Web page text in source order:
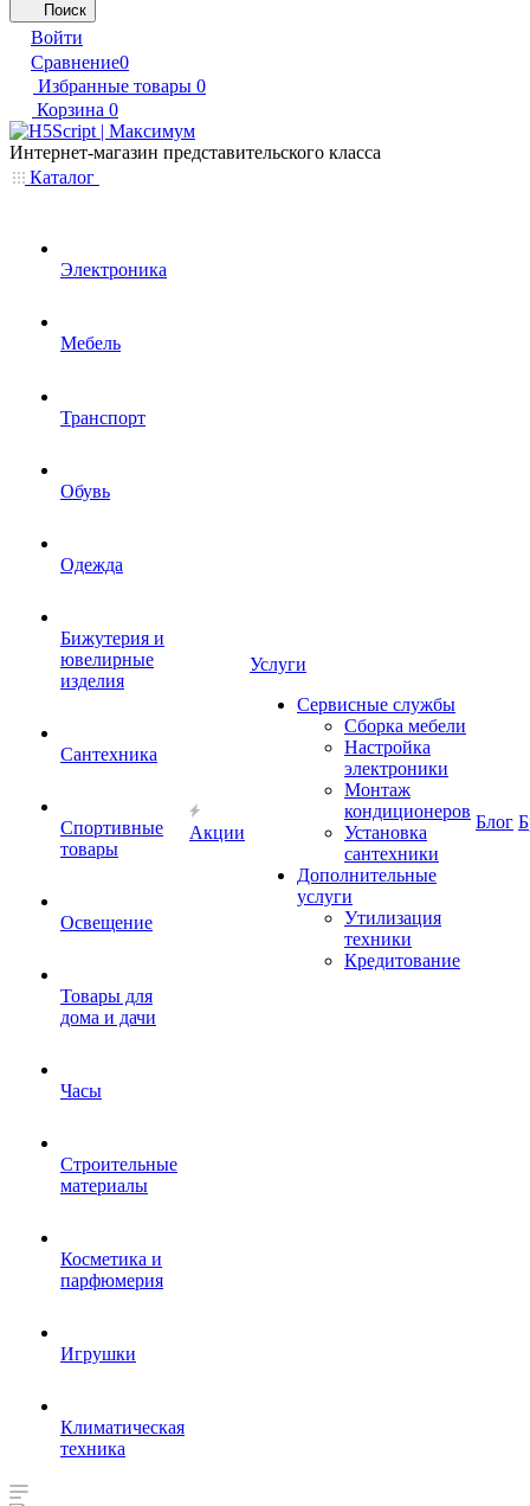
Поиск
Войти
Сравнение0
Избранные товары 0
Корзина 0
Интернет-магазин представительского класса
Каталог
Электроника
Мебель
Транспорт
Обувь
Одежда
Бижутерия и
ювелирные
изделия
Сантехника
Спортивные
товары
Освещение
Товары для
дома и дачи
Часы
Строительные
материалы
Косметика и
парфюмерия
Игрушки
Климатическая
техника
Акции
Услуги
Сервисные службы
Сборка мебели
Настройка
электроники
Монтаж
кондиционеров
Установка
сантехники
Дополнительные
услуги
Утилизация
техники
Кредитование
Блог